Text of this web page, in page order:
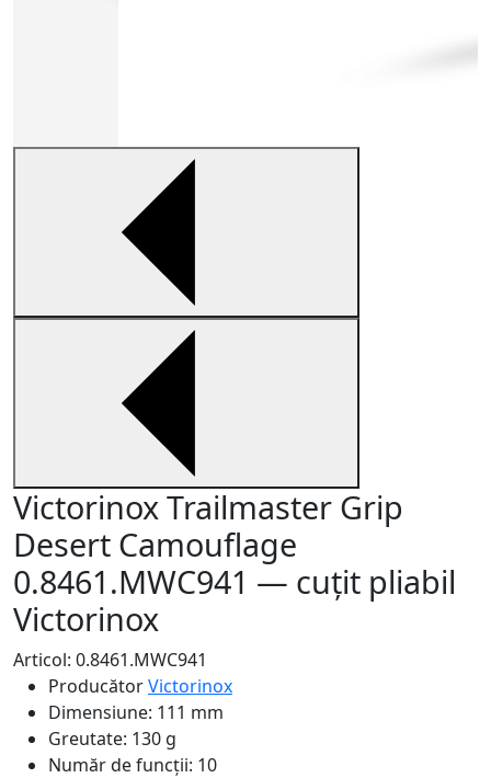
Victorinox Trailmaster Grip
Desert Camouflage
0.8461.MWС941 — cuțit pliabil
Victorinox
Articol: 0.8461.MWC941
ProducătorVictorinox
Dimensiune: 111 mm
Greutate: 130 g
Număr de funcții: 10